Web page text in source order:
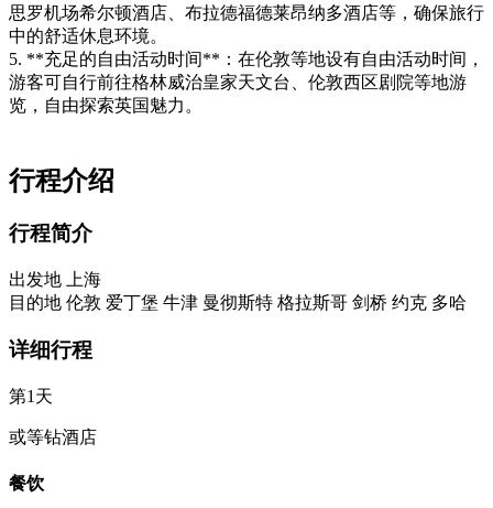
思罗机场希尔顿酒店、布拉德福德莱昂纳多酒店等，确保旅行
中的舒适休息环境。
5. **充足的自由活动时间**：在伦敦等地设有自由活动时间，
游客可自行前往格林威治皇家天文台、伦敦西区剧院等地游
览，自由探索英国魅力。
行程介绍
行程简介
出发地
上海
目的地 伦敦 爱丁堡 牛津 曼彻斯特 格拉斯哥 剑桥 约克 多哈
详细行程
第1天
或等钻酒店
餐饮